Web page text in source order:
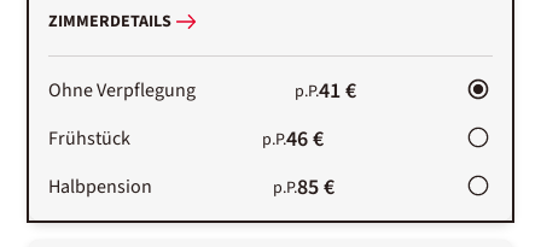
ZIMMERDETAILS
Ohne Verpflegung p.P.41 €
Frühstück p.P.46 €
Halbpension p.P.85 €